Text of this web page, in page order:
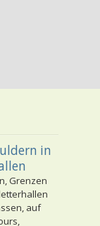
in
Grenzen
auf